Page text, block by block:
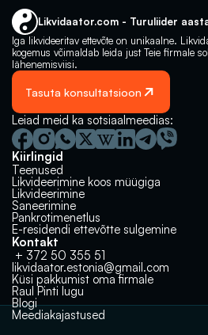
Milline lahendus võiks olla sulle
parim? 🤔
Likvidaator.com - Turuliider
Iga likvideeritav ettevõte on unikaalne.
kogemus võimaldab leida just Teie firmale
lähenemisviisi.
Tasuta konsultatsioon
Leiad meid ka sotsiaalmeedias:
Kiirlingid
Teenused
Likvideerimine koos müügiga
Likvideerimine
Saneerimine
Pankrotimenetlus
E-residendi ettevõtte sulgemine
Kontakt
+ 372 50 355 51
likvidaator.estonia@gmail.com
Küsi pakkumist oma firmale
Raul Pinti lugu
Blogi
Meediakajastused